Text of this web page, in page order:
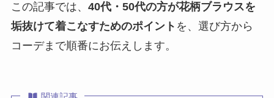
この記事では、 40代・50代の方が花柄ブラウスを
垢抜けて着こなすためのポイント を、選び方から
コーデまで順番にお伝えします。